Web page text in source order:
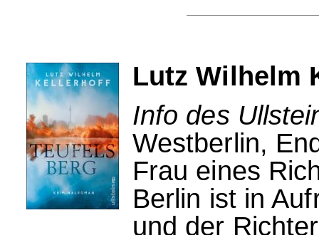
Lutz Wilhelm
Info des
Westberlin,
Frau eines
Berlin ist in
und der